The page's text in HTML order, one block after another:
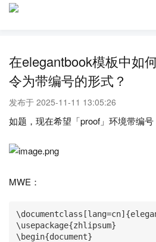
在elegantbook模板中如
令为带编号的形式？
发布于 2025-11-11 13:05:26
如题，现在希望「proof」环境带编号
MWE：
\usepackage{zhlipsum}
\begin{document}